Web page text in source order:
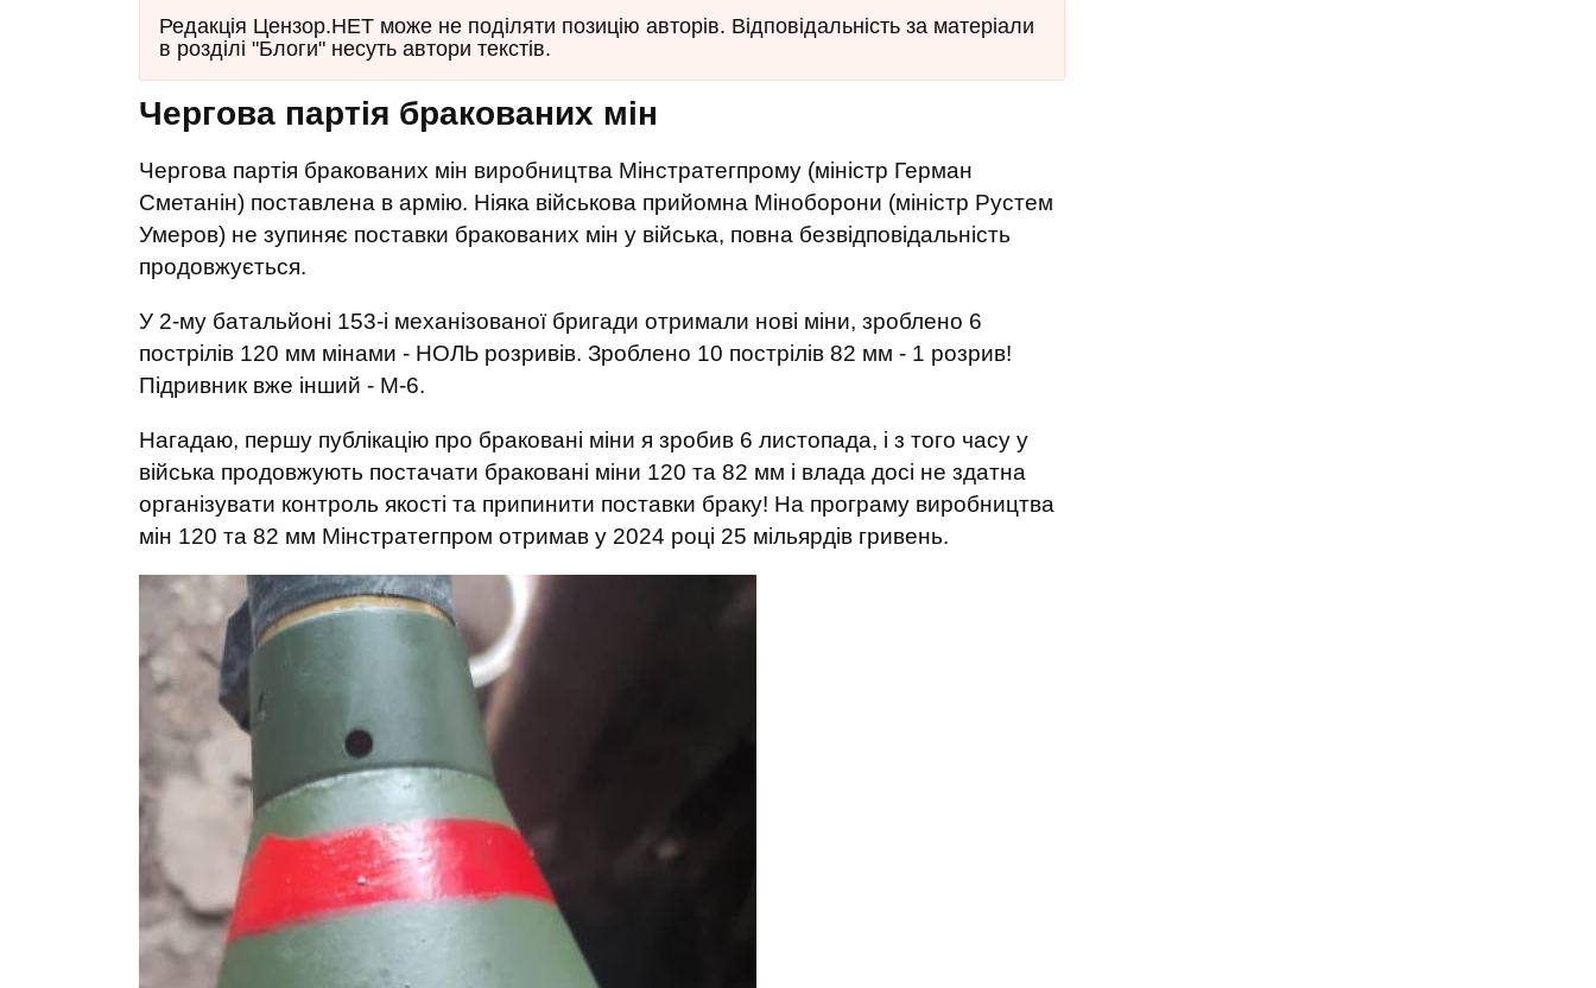
Редакція Цензор.НЕТ може не поділяти позицію авторів. Відповідальність за матеріали
в розділі "Блоги" несуть автори текстів.
Чергова партія бракованих мін
Чергова партія бракованих мін виробництва Мінстратегпрому (міністр Герман
Сметанін) поставлена в армію. Ніяка військова прийомна Міноборони (міністр Рустем
Умеров) не зупиняє поставки бракованих мін у війська, повна безвідповідальність
продовжується.
У 2-му батальйоні 153-і механізованої бригади отримали нові міни, зроблено 6
пострілів 120 мм мінами - НОЛЬ розривів. Зроблено 10 пострілів 82 мм - 1 розрив!
Підривник вже інший - М-6.
Нагадаю, першу публікацію про браковані міни я зробив 6 листопада, і з того часу у
війська продовжують постачати браковані міни 120 та 82 мм і влада досі не здатна
організувати контроль якості та припинити поставки браку! На програму виробництва
мін 120 та 82 мм Мінстратегпром отримав у 2024 році 25 мільярдів гривень.